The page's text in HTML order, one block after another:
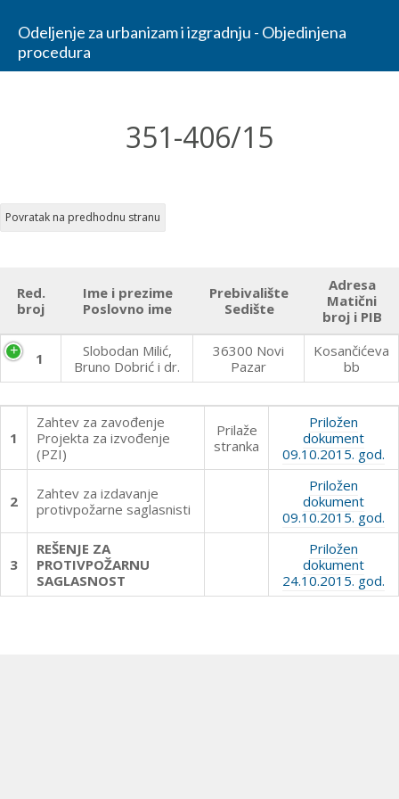
Odeljenje za urbanizam i izgradnju - Objedinjena
procedura
351-406/15
Red.
broj
Ime i prezime
Poslovno ime
Prebivalište
Sedište
Adresa
Matični
broj i PIB
1
Slobodan Milić,
Bruno Dobrić i dr.
36300 Novi
Pazar
Kosančićeva
bb
1
Zahtev za zavođenje
Projekta za izvođenje
(PZI)
Prilaže
stranka
Priložen
dokument
09.10.2015. god.
2
Zahtev za izdavanje
protivpožarne saglasnisti
Priložen
dokument
09.10.2015. god.
3
REŠENJE ZA
PROTIVPOŽARNU
SAGLASNOST
Priložen
dokument
24.10.2015. god.